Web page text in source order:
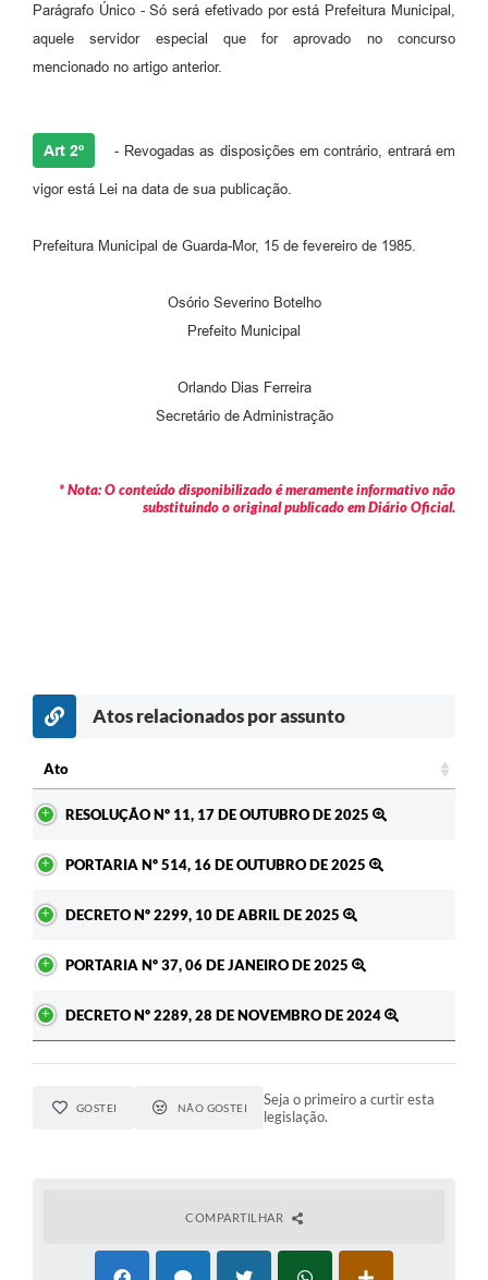
Parágrafo Único - Só será efetivado por está Prefeitura Municipal,
aquele servidor especial que for aprovado no concurso
mencionado no artigo anterior.
Art 2º - Revogadas as disposições em contrário, entrará em
vigor está Lei na data de sua publicação.
Prefeitura Municipal de Guarda-Mor, 15 de fevereiro de 1985.
Osório Severino Botelho
Prefeito Municipal
Orlando Dias Ferreira
Secretário de Administração
* Nota: O conteúdo disponibilizado é meramente informativo não
substituindo o original publicado em Diário Oficial.
Atos relacionados por assunto
Ato
RESOLUÇÃO Nº 11, 17 DE OUTUBRO DE 2025
PORTARIA Nº 514, 16 DE OUTUBRO DE 2025
DECRETO Nº 2299, 10 DE ABRIL DE 2025
PORTARIA Nº 37, 06 DE JANEIRO DE 2025
DECRETO Nº 2289, 28 DE NOVEMBRO DE 2024
GOSTEI NÃO GOSTEI
Seja o primeiro a curtir esta
legislação.
COMPARTILHAR